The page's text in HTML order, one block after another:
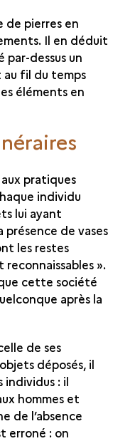
de pierres en
Il en déduit
dessus un
au fil du temps
éléments en
pratiques
individu
lui ayant
de vases
les restes
».
cette société
après la
de ses
déposés, il
: il
hommes et
de l’absence
erroné : on